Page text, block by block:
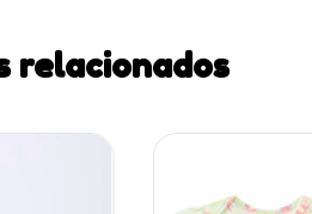
relacionados